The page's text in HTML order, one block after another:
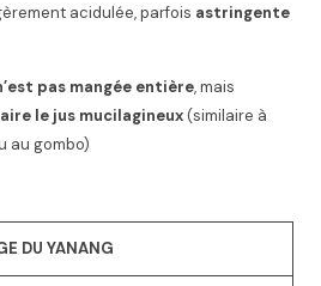
acidulée, parfois astringente
pas mangée entière, mais
le jus mucilagineux(similaire à
au gombo)
DU YANANG